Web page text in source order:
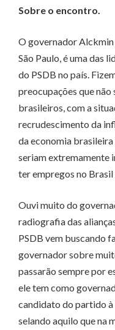
Sobre o encontro.
O governador Alckmin
São Paulo, é uma das
do PSDB no país.
preocupações que não
brasileiros, com a
recrudescimento da
da economia
seriam extremamente
ter empregos no
Ouvi muito do
radiografia das
PSDB vem buscando
governador sobre
passarão sempre por
ele tem como
candidato do partido à
selando aquilo que na